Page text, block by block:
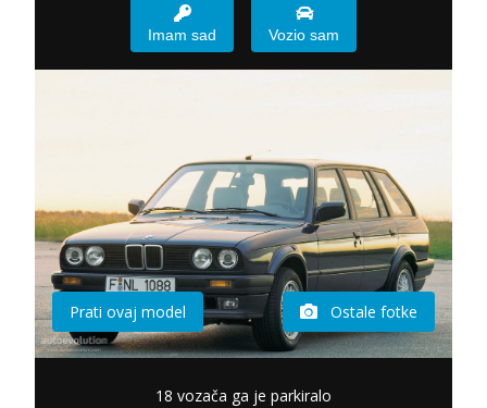
Imam sad Vozio sam
Prati ovaj model Ostale fotke
18 vozača ga je parkiralo